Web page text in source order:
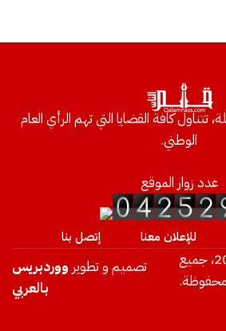
كافة القضايا التي تهم الرأي العام
الوطني.
عدد زوار الموقع
للإعلان معنا إتصل بنا
قلم الناس © 2026، جميع
تصميم و تطوير ووردبريس
بالعربي